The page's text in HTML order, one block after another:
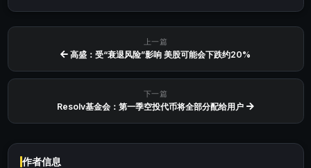
上一篇
高盛：受“衰退风险”影响 美股可能会下跌约20%
下一篇
Resolv基金会：第一季空投代币将全部分配给用户
作者信息